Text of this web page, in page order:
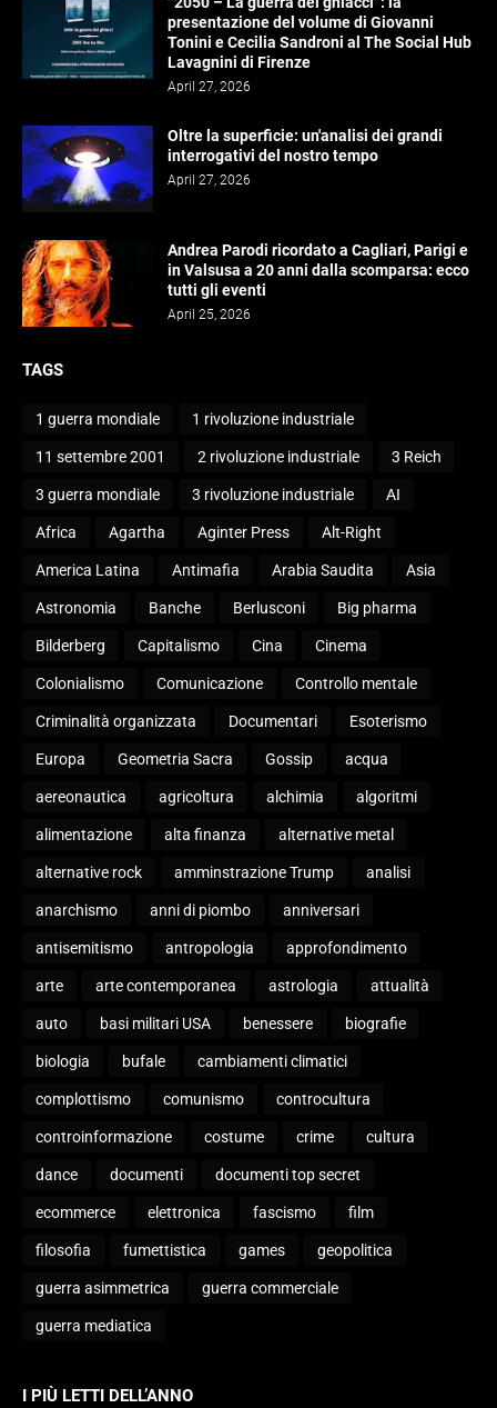
presentazione del volume di Giovanni
Tonini e Cecilia Sandroni al The Social Hub
Lavagnini di Firenze
April 27, 2026
Oltre la superficie: un'analisi dei grandi
interrogativi del nostro tempo
April 27, 2026
Andrea Parodi ricordato a Cagliari, Parigi e
in Valsusa a 20 anni dalla scomparsa: ecco
tutti gli eventi
April 25, 2026
TAGS
1 guerra mondiale 1 rivoluzione industriale
11 settembre 2001 2 rivoluzione industriale 3 Reich
3 guerra mondiale 3 rivoluzione industriale AI
Africa Agartha Aginter Press Alt-Right
America Latina Antimafia Arabia Saudita Asia
Astronomia Banche Berlusconi Big pharma
Bilderberg Capitalismo Cina Cinema
Colonialismo Comunicazione Controllo mentale
Criminalità organizzata Documentari Esoterismo
Europa Geometria Sacra Gossip acqua
aereonautica agricoltura alchimia algoritmi
alimentazione alta finanza alternative metal
alternative rock amminstrazione Trump analisi
anarchismo anni di piombo anniversari
antisemitismo antropologia approfondimento
arte arte contemporanea astrologia attualità
auto basi militari USA benessere biografie
biologia bufale cambiamenti climatici
complottismo comunismo controcultura
controinformazione costume crime cultura
dance documenti documenti top secret
ecommerce elettronica fascismo film
filosofia fumettistica games geopolitica
guerra asimmetrica guerra commerciale
guerra mediatica
I PIÙ LETTI DELL’ANNO